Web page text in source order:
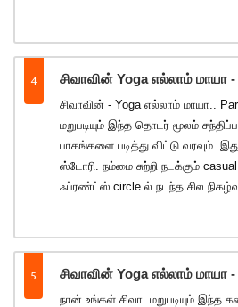
4 சிவாவின் Yoga எல்லாம் மாயா -
சிவாவின் - Yoga எல்லாம் மாயா..
மறுபடியும் இந்த தொடர் மூலம்
பாகங்களை படித்து விட்டு வரவும்.
ஸ்டோரி. நம்மை சுற்றி நடக்கும்
ஃப்ரண்ட்ஸ் circle ல் நடந்த சில
5 சிவாவின் Yoga எல்லாம் மாயா -
நான் உங்கள் சிவா. மறுபடியும் இந்த